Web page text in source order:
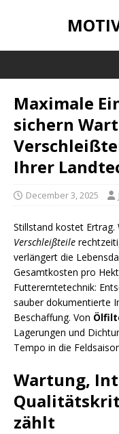
Maximale
sichern
Ihrer
December 3, 2025
Stillstand kostet Ertrag.
Verschleißteile
verlängert die
Gesamtkosten pro
Futtererntetechnik:
sauber dokumentierte
Beschaffung. Von
Lagerungen und
Tempo in die
Wartung,
zählt